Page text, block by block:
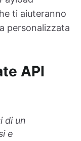
ti aiuteranno
personalizzata
API
di un
e